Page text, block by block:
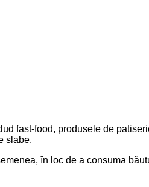
fast-food, produsele de
slabe.
în loc de a consuma